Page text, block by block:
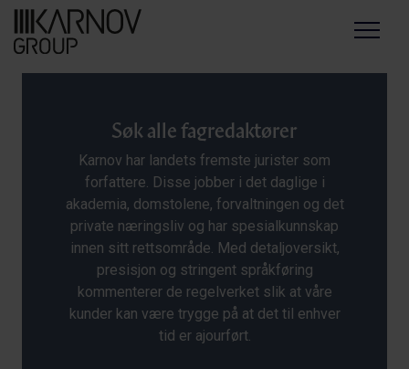
Menu
Søk alle fagredaktører
Karnov har landets fremste jurister som
forfattere. Disse jobber i det daglige i
akademia, domstolene, forvaltningen og det
private næringsliv og har spesialkunnskap
innen sitt rettsområde. Med detaljoversikt,
presisjon og stringent språkføring
kommenterer de regelverket slik at våre
kunder kan være trygge på at det til enhver
tid er ajourført.